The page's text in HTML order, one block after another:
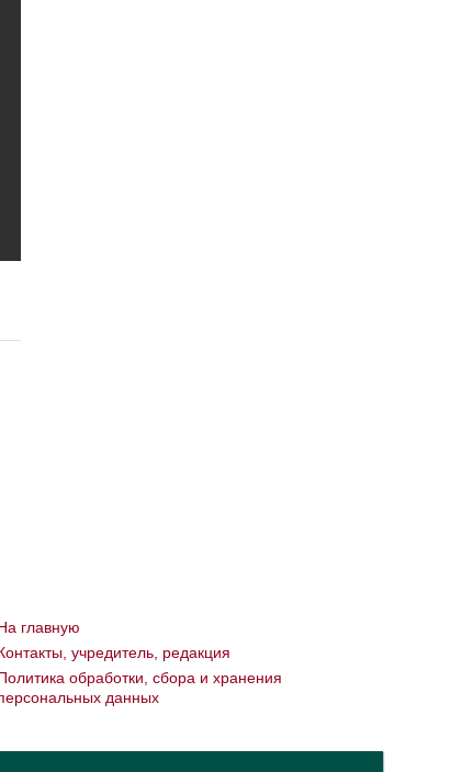
главную
учредитель, редакция
обработки, сбора и хранения
данных